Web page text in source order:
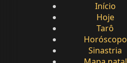
Início
Hoje
Tarô
Horóscopo
Sinastria